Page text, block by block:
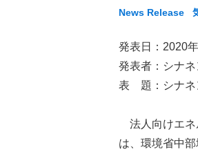
News Release
発表日：2020
発表者：シナネ
表 題：シナネ
法人向けエネ
は、環境省中